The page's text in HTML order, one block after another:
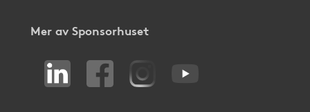
Mer av Sponsorhuset